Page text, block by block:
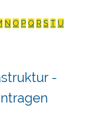
N O P Q R S T U
-